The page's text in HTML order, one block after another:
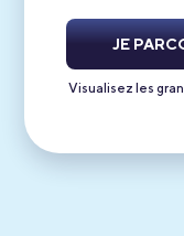
JE
Visualisez les